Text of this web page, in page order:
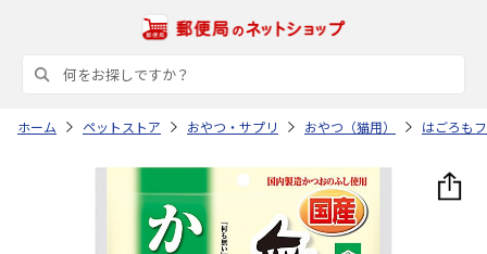
ホーム ペットストア おやつ・サプリ おやつ（猫用） はごろも